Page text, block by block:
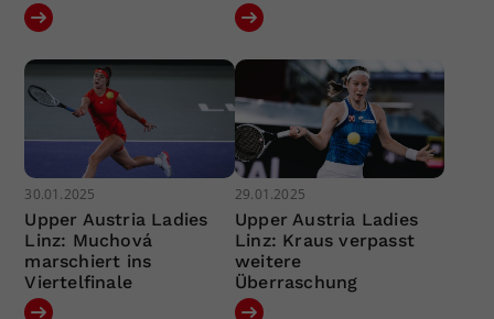
30.01.2025
Upper Austria Ladies
Linz: Muchová
marschiert ins
Viertelfinale
29.01.2025
Upper Austria Ladies
Linz: Kraus verpasst
weitere
Überraschung